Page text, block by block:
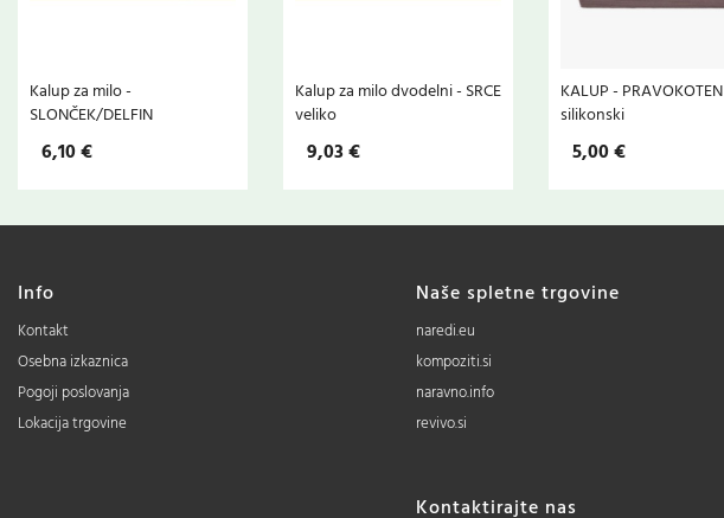
Kalup za milo -
SLONČEK/DELFIN
6,10 €
Kalup za milo dvodelni - SRCE
veliko
9,03 €
KALUP - PRAVOKOTEN
silikonski
5,00 €
Info
Kontakt
Osebna izkaznica
Pogoji poslovanja
Lokacija trgovine
Naše spletne trgovine
naredi.eu
kompoziti.si
naravno.info
revivo.si
Kontaktirajte nas